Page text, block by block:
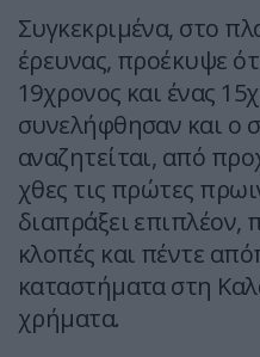
Συγκεκριμένα, στο
έρευνας, προέκυψε
19χρονος και ένας
συνελήφθησαν και ο
αναζητείται, από
χθες τις πρώτες
διαπράξει επιπλέον,
κλοπές και πέντε
καταστήματα στη
χρήματα.